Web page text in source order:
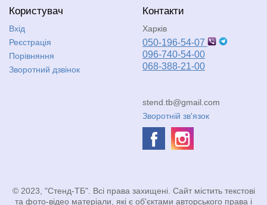
Користувач
Вхід
Реєстрація
Порівняння
Зворотний дзвінок
Контакти
Харків
050-196-54-07
096-740-54-00
068-388-21-00
stend.tb@gmail.com
Зворотній зв'язок
© 2023, "Стенд-ТБ". Всі права захищені. Сайт містить текстові
та фото-відео матеріали, які є об'єктами авторського права і